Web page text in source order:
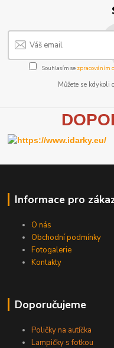
Souhlasím se zpracováním
Můžete se
D
Informace pro
O nás
Obchodní podmínky
Fotogalerie
Kontakty
Doporučujeme
Poličky na autíčka
Lampičky s fotkou